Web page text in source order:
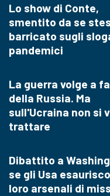
Lo show di Conte,
smentito da se
barricato sugli
pandemici
La guerra volge a
della Russia. Ma
sull'Ucraina non si
trattare
Dibattito a
se gli Usa
loro arsenali di